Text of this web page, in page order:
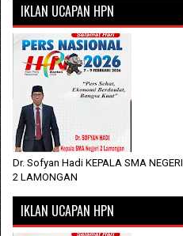
IKLAN UCAPAN HPN
Dr. Sofyan Hadi KEPALA SMA NEGERI
2 LAMONGAN
IKLAN UCAPAN HPN